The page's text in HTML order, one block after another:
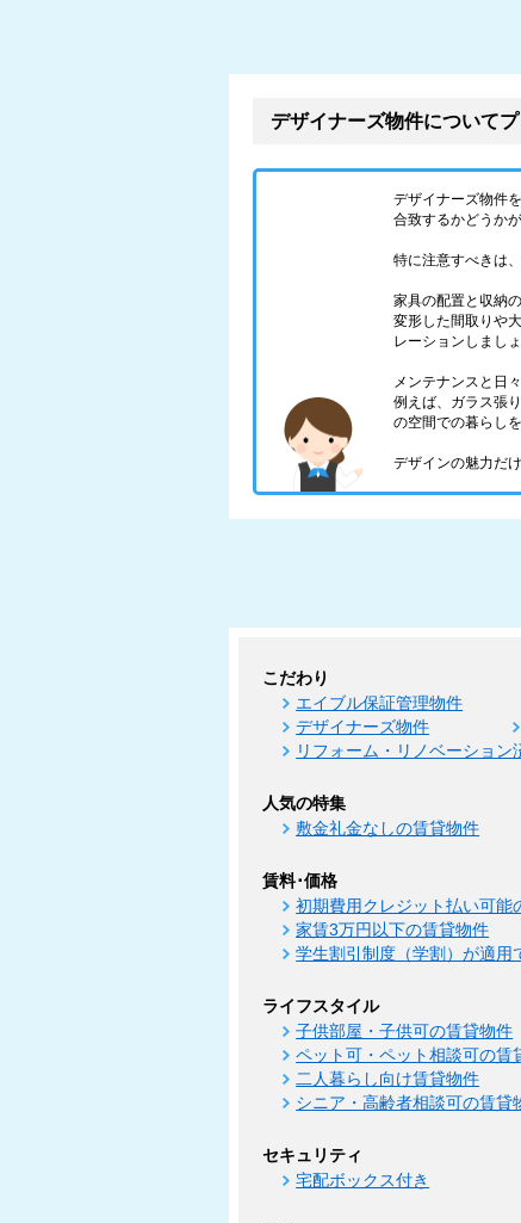
デザイナーズ物件について
デザイナーズ物件
合致するかどうか
特に注意すべきは
家具の配置と収納
変形した間取りや
レーションしましょ
メンテナンスと日
例えば、ガラス張
の空間での暮らし
デザインの魅力だ
こだわり
エイブル保証管理物件
デザイナーズ物件
リフォーム・リノベーション
人気の特集
敷金礼金なしの賃貸物件
賃料･価格
初期費用クレジット払い可能
家賃3万円以下の賃貸物件
学生割引制度（学割）が適用
ライフスタイル
子供部屋・子供可の賃貸物件
ペット可・ペット相談可の賃
二人暮らし向け賃貸物件
シニア・高齢者相談可の賃貸
セキュリティ
宅配ボックス付き